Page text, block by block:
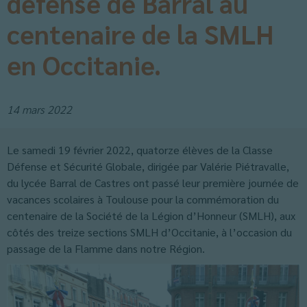
centenaire de la SMLH
en Occitanie.
14 mars 2022
Le samedi 19 février 2022, quatorze élèves de la Classe
Défense et Sécurité Globale, dirigée par Valérie Piétravalle,
du lycée Barral de Castres ont passé leur première journée de
vacances scolaires à Toulouse pour la commémoration du
centenaire de la Société de la Légion d’Honneur (SMLH), aux
côtés des treize sections SMLH d’Occitanie, à l’occasion du
passage de la Flamme dans notre Région.